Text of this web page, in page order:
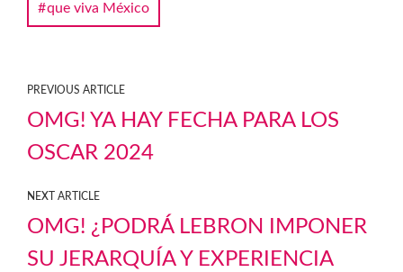
que viva México
PREVIOUS ARTICLE
OMG! YA HAY FECHA PARA LOS
OSCAR 2024
NEXT ARTICLE
OMG! ¿PODRÁ LEBRON IMPONER
SU JERARQUÍA Y EXPERIENCIA